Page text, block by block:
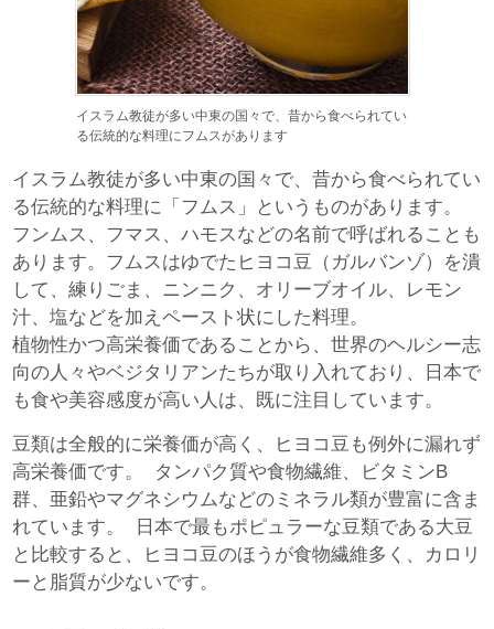
イスラム教徒が多い中東の国々で、昔から食べられてい
る伝統的な料理にフムスがあります
イスラム教徒が多い中東の国々で、昔から食べられてい
る伝統的な料理に「フムス」というものがあります。
フンムス、フマス、ハモスなどの名前で呼ばれることも
あります。フムスはゆでたヒヨコ豆（ガルバンゾ）を潰
して、練りごま、ニンニク、オリーブオイル、レモン
汁、塩などを加えペースト状にした料理。
植物性かつ高栄養価であることから、世界のヘルシー志
向の人々やベジタリアンたちが取り入れており、日本で
も食や美容感度が高い人は、既に注目しています。
豆類は全般的に栄養価が高く、ヒヨコ豆も例外に漏れず
高栄養価です。 タンパク質や食物繊維、ビタミンB
群、亜鉛やマグネシウムなどのミネラル類が豊富に含ま
れています。 日本で最もポピュラーな豆類である大豆
と比較すると、ヒヨコ豆のほうが食物繊維多く、カロリ
ーと脂質が少ないです。